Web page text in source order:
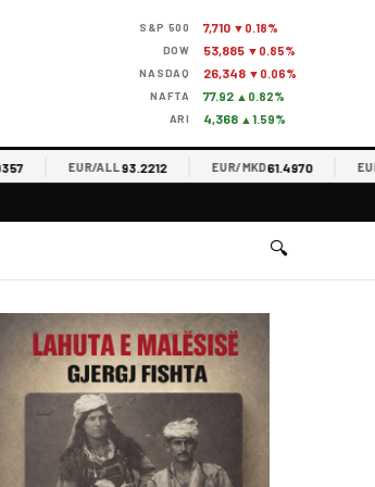
S&P 500 7,710 ▼0.18%
DOW 53,885 ▼0.85%
NASDAQ 26,348 ▼0.06%
NAFTA 77.92 ▲0.82%
ARI 4,368 ▲1.59%
EUR/ALL93.2212 EUR/MKD61.4970 EUR/
🔍